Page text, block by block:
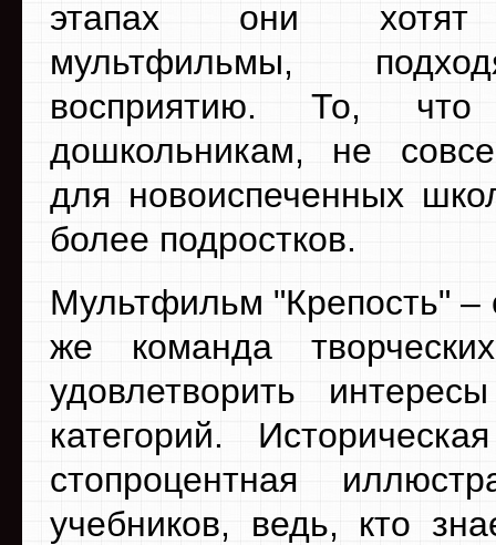
этапах они хотят
мультфильмы,
восприятию. То, что
дошкольникам, не
для новоиспеченных
более подростков.
Мультфильм "Крепость" –
же команда
удовлетворить
категорий.
стопроцентная
учебников, ведь, кто